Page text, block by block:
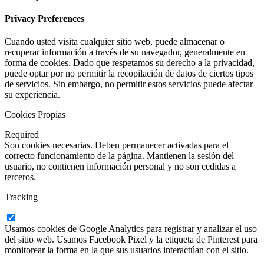
Privacy Preferences
Cuando usted visita cualquier sitio web, puede almacenar o
recuperar información a través de su navegador, generalmente en
forma de cookies. Dado que respetamos su derecho a la privacidad,
puede optar por no permitir la recopilación de datos de ciertos tipos
de servicios. Sin embargo, no permitir estos servicios puede afectar
su experiencia.
Cookies Propias
Required
Son cookies necesarias. Deben permanecer activadas para el
correcto funcionamiento de la página. Mantienen la sesión del
usuario, no contienen información personal y no son cedidas a
terceros.
Tracking
Usamos cookies de Google Analytics para registrar y analizar el uso
del sitio web. Usamos Facebook Pixel y la etiqueta de Pinterest para
monitorear la forma en la que sus usuarios interactúan con el sitio.